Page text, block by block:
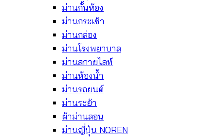
ม่านกั้นห้อง
ม่านกระเช้า
ม่านกล่อง
ม่านโรงพยาบาล
ม่านสกายไลท์
ม่านห้องน้ำ
ม่านรถยนต์
ม่านระย้า
ผ้าม่านลอน
ม่านญี่ปุ่น NOREN